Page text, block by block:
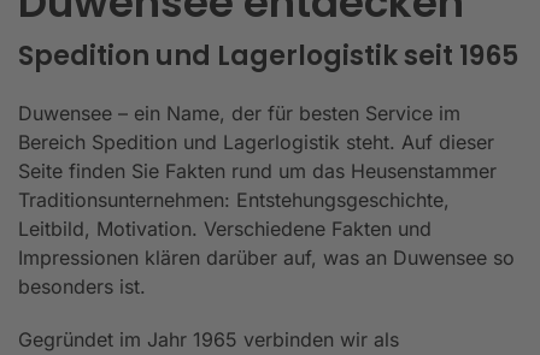
Spedition und Lagerlogistik seit 1965
Duwensee – ein Name, der für besten Service im
Bereich Spedition und Lagerlogistik steht. Auf dieser
Seite finden Sie Fakten rund um das Heusenstammer
Traditionsunternehmen: Entstehungsgeschichte,
Leitbild, Motivation. Verschiedene Fakten und
Impressionen klären darüber auf, was an Duwensee so
besonders ist.
Gegründet im Jahr 1965 verbinden wir als